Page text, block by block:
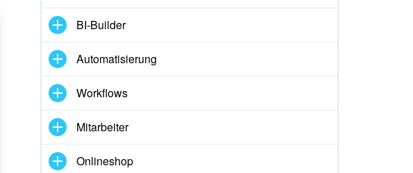
BI-Builder
Automatisierung
Workflows
Mitarbeiter
Onlineshop